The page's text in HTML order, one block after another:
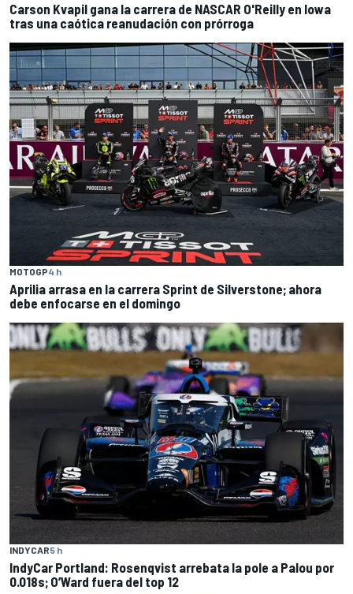
Carson Kvapil gana la carrera de NASCAR O'Reilly en Iowa
tras una caótica reanudación con prórroga
MOTOGP4 h
Aprilia arrasa en la carrera Sprint de Silverstone; ahora
debe enfocarse en el domingo
INDYCAR5 h
IndyCar Portland: Rosenqvist arrebata la pole a Palou por
0.018s; O’Ward fuera del top 12